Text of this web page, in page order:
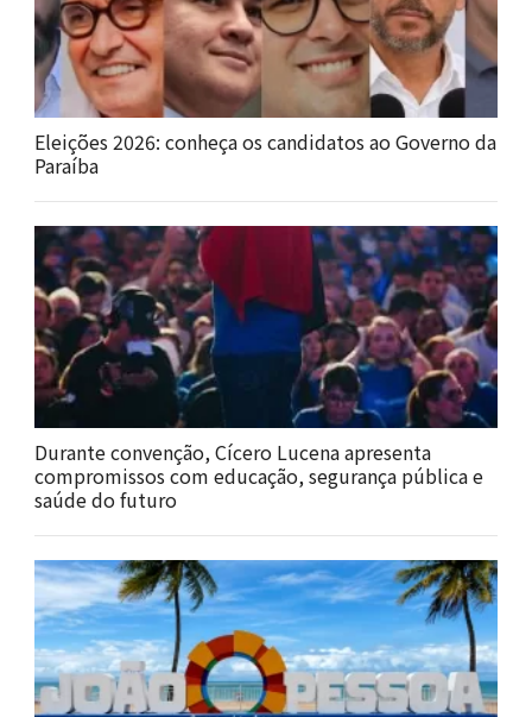
Eleições 2026: conheça os candidatos ao Governo da
Paraíba
Durante convenção, Cícero Lucena apresenta
compromissos com educação, segurança pública e
saúde do futuro